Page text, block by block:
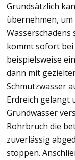
Grundsätzlich
übernehmen, um
kommt sofort bei
beispielsweise
dann mit
Schmutzwasser
Erdreich gelangt
Grundwasser
Rohrbruch die
zuverlässig
stoppen.